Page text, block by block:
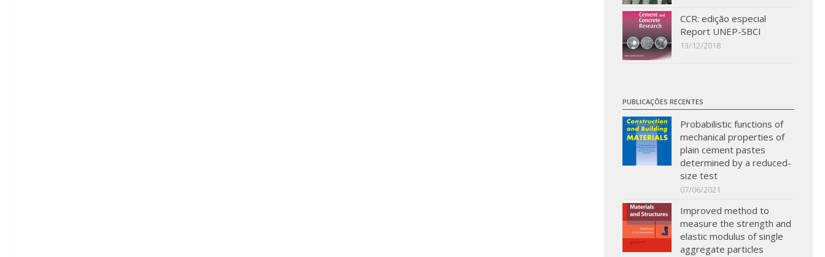
CCR: edição especial
Report UNEP-SBCI
13/12/2018
PUBLICAÇÕES RECENTES
Probabilistic functions of
mechanical properties of
plain cement pastes
determined by a reduced-
size test
07/06/2021
Improved method to
measure the strength and
elastic modulus of single
aggregate particles